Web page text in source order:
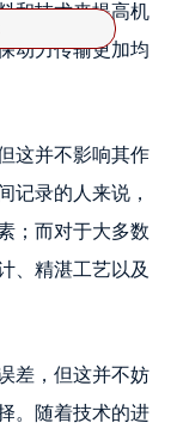
和技术来提高机
动力传输更加均
这并不影响其作
记录的人来说，
；而对于大多数
、精湛工艺以及
差，但这并不妨
。随着技术的进